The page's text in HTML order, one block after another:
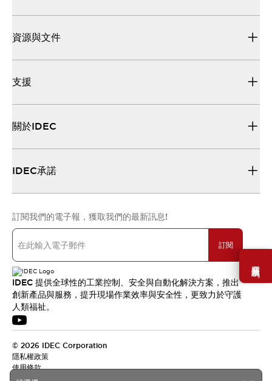
需要幫助嗎？
資源與文件
支援
關於IDEC
IDEC承諾
訂閱我們的電子報，獲取我們的最新訊息!
訂閱
IDEC 提供全球性的工業控制、安全與自動化解決方案，推出
創新產品與服務，提升現場作業效率與安全性，更致力於守護
人類福祉。
© 2026 IDEC Corporation
隱私權政策
使用條款